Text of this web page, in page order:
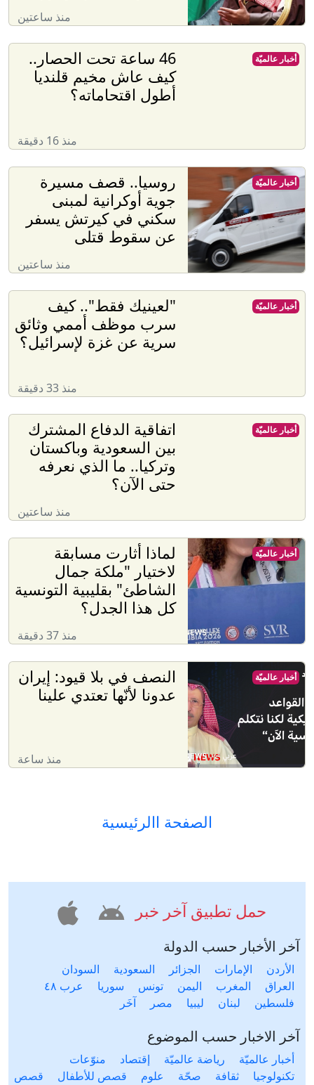
منذ ساعتين
46 ساعة تحت الحصار..
كيف عاش مخيم قلنديا
أطول اقتحاماته؟
منذ 16 دقيقة
أخبار عالميّة
روسيا.. قصف مسيرة
جوية أوكرانية لمبنى
سكني في كيرتش يسفر
عن سقوط قتلى
منذ ساعتين
أخبار عالميّة
"لعينيك فقط".. كيف
سرب موظف أممي وثائق
سرية عن غزة لإسرائيل؟
منذ 33 دقيقة
أخبار عالميّة
اتفاقية الدفاع المشترك
بين السعودية وباكستان
وتركيا.. ما الذي نعرفه
حتى الآن؟
منذ ساعتين
أخبار عالميّة
لماذا أثارت مسابقة
لاختيار "ملكة جمال
الشاطئ" بقليبية التونسية
كل هذا الجدل؟
منذ 37 دقيقة
أخبار عالميّة
النصف في بلا قيود: إيران
عدونا لأنّها تعتدي علينا
منذ ساعة
أخبار عالميّة
الصفحة االرئيسية
حمل تطبيق آخر خبر
آخر الأخبار حسب الدولة
الأردن الإمارات الجزائر السعودية
السودان
العراق
المغرب اليمن تونس سوريا
عرب ٤٨
فلسطين
لبنان ليبيا مصر آخَر
آخر الاخبار حسب الموضوع
أخبار عالميّة رياضة عالميّة إقتصاد
منوّعات
تكنولوجيا
ثقافة صحّة علوم قصص للأطفال قصص